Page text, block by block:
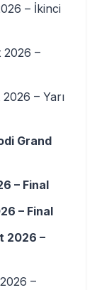
– İkinci
2026 –
– Yarı
Grand
– Final
– Final
2026 –
–